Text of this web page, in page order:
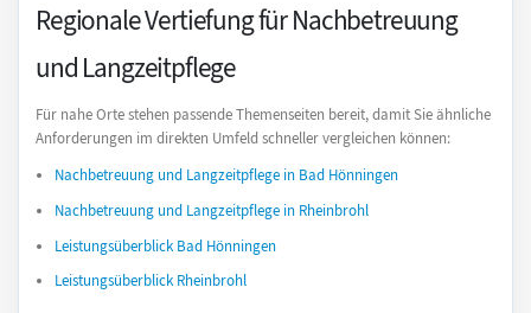
Regionale Vertiefung für Nachbetreuung
und Langzeitpflege
Für nahe Orte stehen passende Themenseiten bereit, damit Sie ähnliche
Anforderungen im direkten Umfeld schneller vergleichen können:
Nachbetreuung und Langzeitpflege in Bad Hönningen
Nachbetreuung und Langzeitpflege in Rheinbrohl
Leistungsüberblick Bad Hönningen
Leistungsüberblick Rheinbrohl